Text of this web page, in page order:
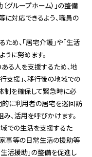
グループホーム）」の整備
に対応できるよう、職員の
め、「居宅介護」や「生活
に努めます。
る人を支援するため、地
支援」、移行後の地域での
制を確保して緊急時に必
的に利用者の居宅を巡回訪
、活用を呼びかけます。
での生活を支援するた
事等の日常生活の援助等
活援助」の整備を促進し